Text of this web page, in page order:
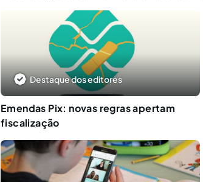
Destaque dos editores
Emendas Pix: novas regras apertam
fiscalização